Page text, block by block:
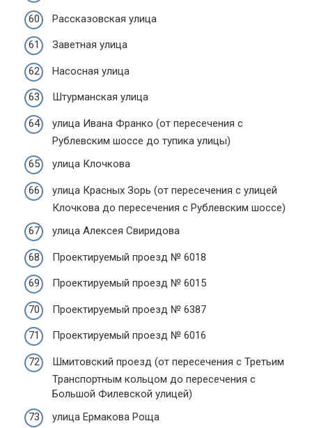
Рассказовская улица
Заветная улица
Насосная улица
Штурманская улица
улица Ивана Франко (от пересечения с
Рублевским шоссе до тупика улицы)
улица Клочкова
улица Красных Зорь (от пересечения с улицей
Клочкова до пересечения с Рублевским шоссе)
улица Алексея Свиридова
Проектируемый проезд № 6018
Проектируемый проезд № 6015
Проектируемый проезд № 6387
Проектируемый проезд № 6016
Шмитовский проезд (от пересечения с Третьим
Транспортным кольцом до пересечения с
Большой Филевской улицей)
улица Ермакова Роща